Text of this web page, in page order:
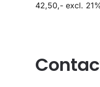
42,50,- excl.